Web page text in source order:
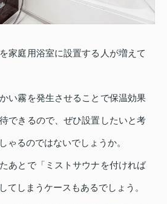
家庭用浴室に設置する人が増えて
い霧を発生させることで保温効果
できるので、ぜひ設置したいと考
ゃるのではないでしょうか。
あとで「ミストサウナを付ければ
てしまうケースもあるでしょう。